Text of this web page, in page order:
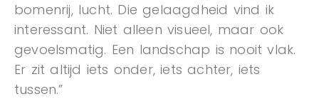
bomenrij, lucht. Die gelaagdheid vind ik
interessant. Niet alleen visueel, maar ook
gevoelsmatig. Een landschap is nooit vlak.
Er zit altijd iets onder, iets achter, iets
tussen.”